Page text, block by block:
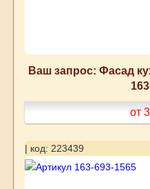
Ваш запрос: Фасад
от
| код: 223439